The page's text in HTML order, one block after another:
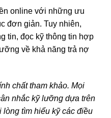
online với những ưu
đơn giản. Tuy nhiên,
tin, đọc kỹ thông tin hợp
về khả năng trả nợ
chất tham khảo. Mọi
nhắc kỹ lưỡng dựa trên
lòng tìm hiểu kỹ các điều